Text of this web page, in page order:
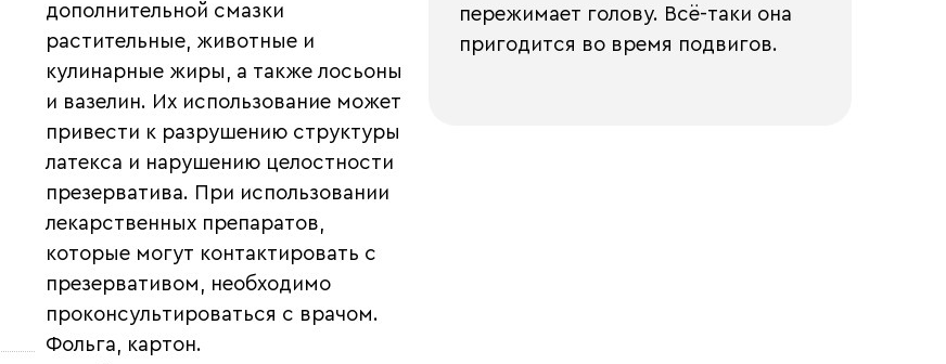
дополнительной смазки
растительные, животные и
кулинарные жиры, а также лосьоны
и вазелин. Их использование может
привести к разрушению структуры
латекса и нарушению целостности
презерватива. При использовании
лекарственных препаратов,
которые могут контактировать с
презервативом, необходимо
проконсультироваться с врачом.
Фольга, картон.
пережимает голову. Всё-таки она
пригодится во время подвигов.